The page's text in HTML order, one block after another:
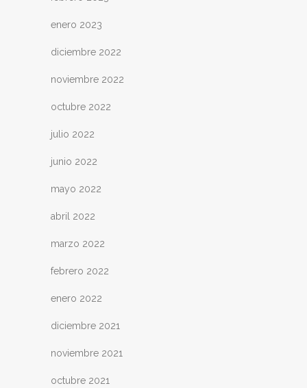
enero 2023
diciembre 2022
noviembre 2022
octubre 2022
julio 2022
junio 2022
mayo 2022
abril 2022
marzo 2022
febrero 2022
enero 2022
diciembre 2021
noviembre 2021
octubre 2021